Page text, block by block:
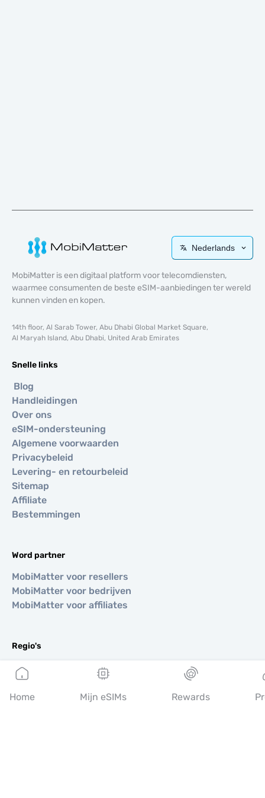
Nederlands
MobiMatter is een digitaal platform voor telecomdiensten,
waarmee consumenten de beste eSIM-aanbiedingen ter wereld
kunnen vinden en kopen.
14th floor, Al Sarab Tower, Abu Dhabi Global Market Square,
Al Maryah Island, Abu Dhabi, United Arab Emirates
Snelle links
Blog
Handleidingen
Over ons
eSIM-ondersteuning
Algemene voorwaarden
Privacybeleid
Levering- en retourbeleid
Sitemap
Affiliate
Bestemmingen
Word partner
MobiMatter voor resellers
MobiMatter voor bedrijven
MobiMatter voor affiliates
Regio's
eSIM voor Europa
eSIM voor Azië
eSIM voor Amerika
Home Mijn eSIMs Rewards